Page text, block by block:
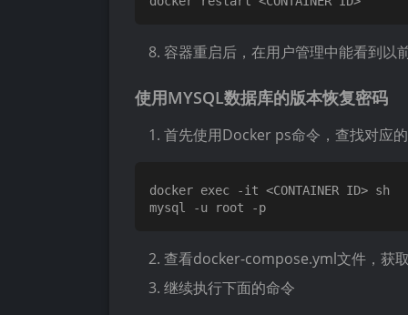
容器重启后，在用户管理中能看到以
使用MYSQL数据库的版本恢复密码
首先使用Docker ps命令，查找对应
docker exec -it <CONTAINER ID> sh
查看docker-compose.yml文件，获
继续执行下面的命令